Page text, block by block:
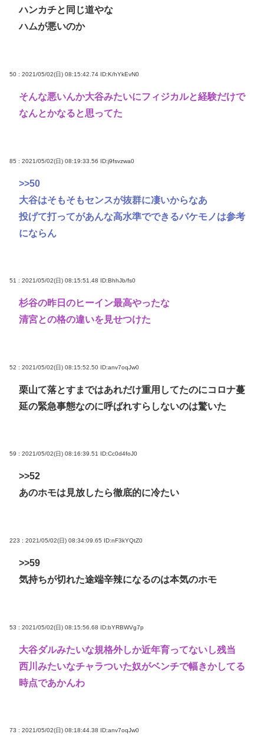
ハンカチと同じ道やな
ハムが悪いのか
50 : 2021/05/02(日) 08:15:42.74 ID:K/hYkEvN0
そんな悪いんか大谷みたいにフィジカルと経験だけで
なんとかなると思ってた
85 : 2021/05/02(日) 08:19:33.56 ID:j9fsvzwa0
>>50
大谷はそもそもセンスが抜群に凄いからなあ
投げて打ってがあんな高水準でできるバケモノは参考
にならん
51 : 2021/05/02(日) 08:15:51.48 ID:BhhJb/fs0
杉谷の昨日のヒーイン最高やったな
清宮との格の違いを見せつけた
52 : 2021/05/02(日) 08:15:52.50 ID:anv7oqJw0
栗山て落とすまではあれだけ重用してたのにコロナ蔓
延の緊急事態なのに呼ばれすらしないのは驚いた
59 : 2021/05/02(日) 08:16:39.51 ID:Cc0d4foJ0
>>52
あのホモは見放したら徹底的に冷たい
223 : 2021/05/02(日) 08:34:09.65 ID:nF3kYQtZ0
>>59
気持ちが切れた途端辛辣になるのは本気のホモ
53 : 2021/05/02(日) 08:15:56.68 ID:bYRBWVg7p
大谷ダルみたいな規格外しか近年育ってないし残当
西川みたいなチャラついた奴がベンチで幅きかしてる
時点であかんわ
73 : 2021/05/02(日) 08:18:44.38 ID:anv7oqJw0